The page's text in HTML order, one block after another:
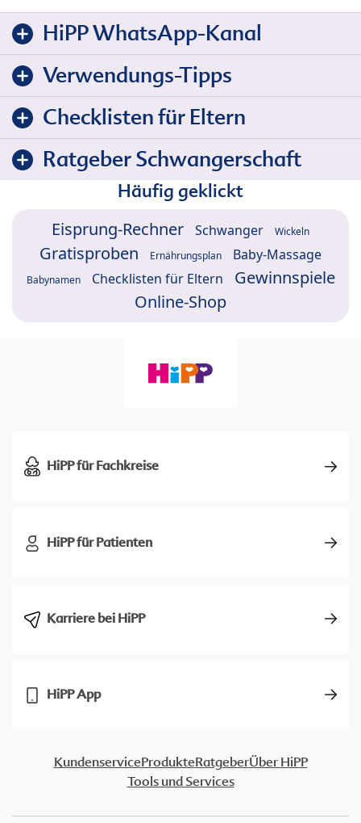
HiPP WhatsApp-Kanal
Verwendungs-Tipps
Checklisten für Eltern
Ratgeber Schwangerschaft
Häufig geklickt
Eisprung-Rechner Schwanger Wickeln
Gratisproben Ernährungsplan Baby-Massage
Babynamen Checklisten für Eltern
Gewinnspiele
Online-Shop
HiPP für Fachkreise
HiPP für Patienten
Karriere bei HiPP
HiPP App
KundenserviceProdukteRatgeberÜber HiPP
Tools und Services